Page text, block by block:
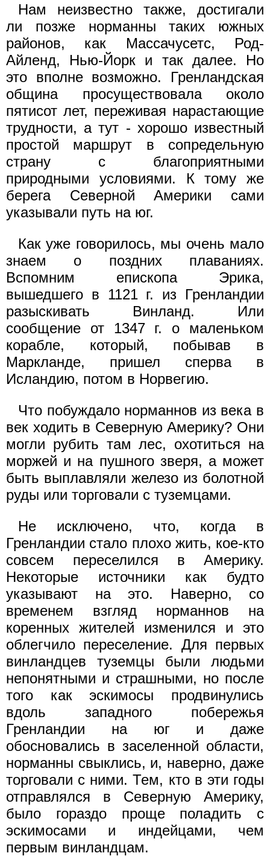
Нам неизвестно также, достигали
ли позже норманны таких южных
районов, как Массачусетс, Род-
Айленд, Нью-Йорк и так далее. Но
это вполне возможно. Гренландская
община просуществовала около
пятисот лет, переживая нарастающие
трудности, а тут - хорошо известный
простой маршрут в сопредельную
страну с благоприятными
природными условиями. К тому же
берега Северной Америки сами
указывали путь на юг.
Как уже говорилось, мы очень мало
знаем о поздних плаваниях.
Вспомним епископа Эрика,
вышедшего в 1121 г. из Гренландии
разыскивать Винланд. Или
сообщение от 1347 г. о маленьком
корабле, который, побывав в
Маркланде, пришел сперва в
Исландию, потом в Норвегию.
Что побуждало норманнов из века в
век ходить в Северную Америку? Они
могли рубить там лес, охотиться на
моржей и на пушного зверя, а может
быть выплавляли железо из болотной
руды или торговали с туземцами.
Не исключено, что, когда в
Гренландии стало плохо жить, кое-кто
совсем переселился в Америку.
Некоторые источники как будто
указывают на это. Наверно, со
временем взгляд норманнов на
коренных жителей изменился и это
облегчило переселение. Для первых
винландцев туземцы были людьми
непонятными и страшными, но после
того как эскимосы продвинулись
вдоль западного побережья
Гренландии на юг и даже
обосновались в заселенной области,
норманны свыклись, и, наверно, даже
торговали с ними. Тем, кто в эти годы
отправлялся в Северную Америку,
было гораздо проще поладить с
эскимосами и индейцами, чем
первым винландцам.